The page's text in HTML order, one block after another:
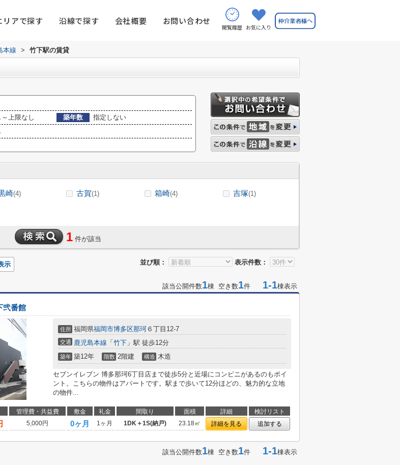
リアで探す 沿線で探す 会社概要 お問い合わせ
閲覧履歴 お気に入り
本線 > 竹下駅の賃貸
上限なし 築年数
指定しない
崎(4) 古賀(1) 箱崎(4) 吉塚(1)
1 件が該当
並び順： 表示件数：
示
該当公開件数1棟 空き数1件 1-1棟表示
弐番館
住所 福岡県福岡市博多区那珂 ６丁目12-7
交通 鹿児島本線 「 竹下 」駅 徒歩12分
築年 築12年 階数 2階建 構造 木造
セブンイレブン 博多那珂6丁目店まで徒歩5分と近場にコンビニがあるのもポイ
ント。こちらの物件はアパートです。駅まで歩いて12分ほどの、魅力的な立地
の物件...
管理費・共益費 敷金 礼金 間取り 面積 詳細
検討リスト
5,000円 0ヶ月 1ヶ月 1DK＋1S(納戸) 23.18㎡ 詳細を見る 追加する
該当公開件数1棟 空き数1件 1-1棟表示